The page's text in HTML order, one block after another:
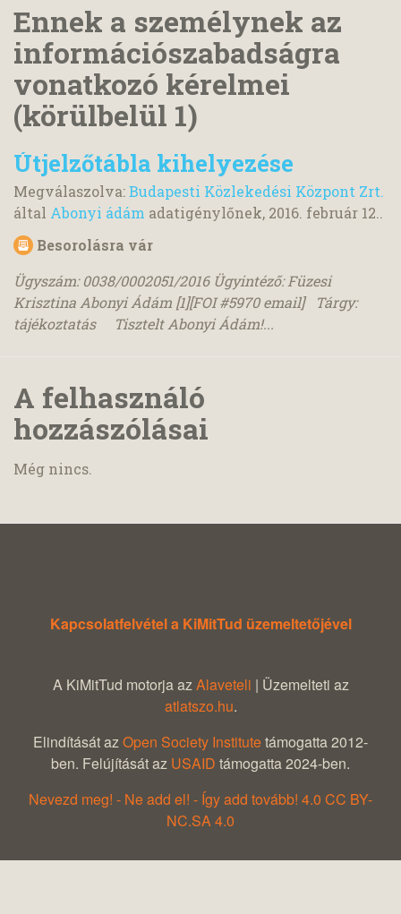
Ennek a személynek az
információszabadságra
vonatkozó kérelmei
(körülbelül 1)
Útjelzőtábla kihelyezése
Megválaszolva:Budapesti Közlekedési Központ Zrt.
által Abonyi ádám adatigénylőnek, 2016. február 12..
Besorolásra vár
Ügyszám: 0038/0002051/2016 Ügyintéző: Füzesi
Krisztina Abonyi Ádám [1][FOI #5970 email] Tárgy:
tájékoztatás Tisztelt Abonyi Ádám!...
A felhasználó
hozzászólásai
Még nincs.
Kapcsolatfelvétel a KiMitTud üzemeltetőjével
A KiMitTud motorja azAlaveteli | Üzemelteti az
atlatszo.hu.
Elindítását azOpen Society Institutetámogatta 2012-
ben. Felújítását az USAID támogatta 2024-ben.
Nevezd meg! - Ne add el! - Így add tovább! 4.0 CC BY-
NC.SA 4.0